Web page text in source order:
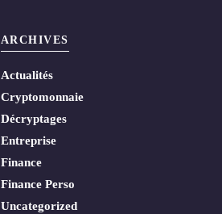
ARCHIVES
Actualités
Cryptomonnaie
Décryptages
Entreprise
Finance
Finance Perso
Uncategorized